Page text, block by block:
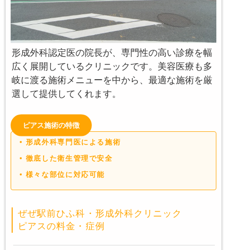
形成外科認定医の院長が、専門性の高い診療を幅
広く展開しているクリニックです。美容医療も多
岐に渡る施術メニューを中から、最適な施術を厳
選して提供してくれます。
ピアス施術の特徴
形成外科専門医による施術
徹底した衛生管理で安全
様々な部位に対応可能
ぜぜ駅前ひふ科・形成外科クリニック
ピアスの料金・症例